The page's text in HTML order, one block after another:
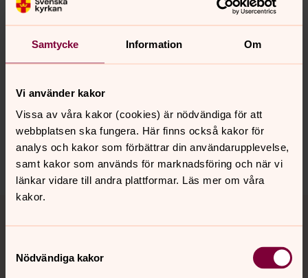
Samtycke Information Om
Vi använder kakor
Vissa av våra kakor (cookies) är nödvändiga för att
webbplatsen ska fungera. Här finns också kakor för
analys och kakor som förbättrar din användarupplevelse,
samt kakor som används för marknadsföring och när vi
länkar vidare till andra plattformar. Läs mer om våra
kakor.
Nödvändiga kakor
Ljushusen kommer att monteras upp igen under v. 45
Synpunkter eller frågor på sidans
innehåll?
helsingborgs.pastorat@svenskakyrkan.se
Dela
Tillbaka till toppen
Tillbaka till innehållet